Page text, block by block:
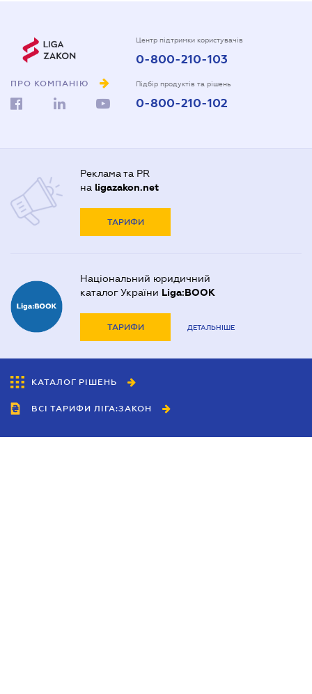
ПРО КОМПАНІЮ
Центр підтримки користувачів
0-800-210-103
Підбір продуктів та рішень
0-800-210-102
Реклама та PR
на ligazakon.net
ТАРИФИ
Національний юридичний
каталог України Liga:BOOK
ТАРИФИ ДЕТАЛЬНІШЕ
КАТАЛОГ РІШЕНЬ
ВСІ ТАРИФИ ЛІГА:ЗАКОН